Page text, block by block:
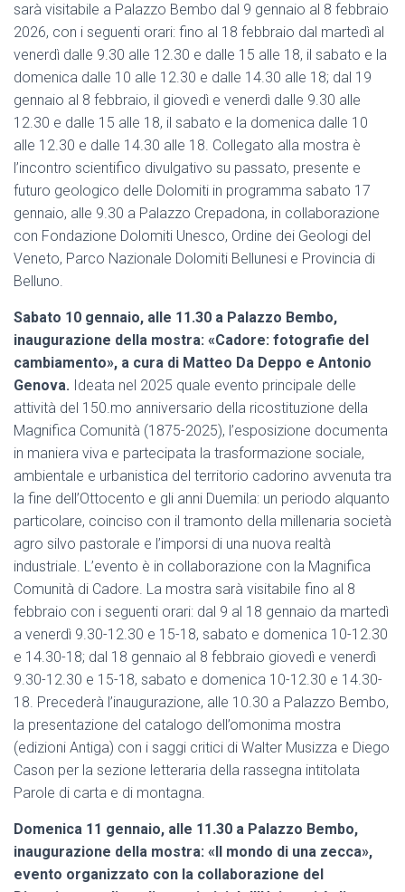
sarà visitabile a Palazzo Bembo dal 9 gennaio al 8 febbraio
2026, con i seguenti orari: fino al 18 febbraio dal martedì al
venerdì dalle 9.30 alle 12.30 e dalle 15 alle 18, il sabato e la
domenica dalle 10 alle 12.30 e dalle 14.30 alle 18; dal 19
gennaio al 8 febbraio, il giovedì e venerdì dalle 9.30 alle
12.30 e dalle 15 alle 18, il sabato e la domenica dalle 10
alle 12.30 e dalle 14.30 alle 18. Collegato alla mostra è
l’incontro scientifico divulgativo su passato, presente e
futuro geologico delle Dolomiti in programma sabato 17
gennaio, alle 9.30 a Palazzo Crepadona, in collaborazione
con Fondazione Dolomiti Unesco, Ordine dei Geologi del
Veneto, Parco Nazionale Dolomiti Bellunesi e Provincia di
Belluno.
Sabato 10 gennaio, alle 11.30 a Palazzo Bembo,
inaugurazione della mostra: «Cadore: fotografie del
cambiamento», a cura di Matteo Da Deppo e Antonio
Genova. Ideata nel 2025 quale evento principale delle
attività del 150.mo anniversario della ricostituzione della
Magnifica Comunità (1875-2025), l’esposizione documenta
in maniera viva e partecipata la trasformazione sociale,
ambientale e urbanistica del territorio cadorino avvenuta tra
la fine dell’Ottocento e gli anni Duemila: un periodo alquanto
particolare, coinciso con il tramonto della millenaria società
agro silvo pastorale e l’imporsi di una nuova realtà
industriale. L’evento è in collaborazione con la Magnifica
Comunità di Cadore. La mostra sarà visitabile fino al 8
febbraio con i seguenti orari: dal 9 al 18 gennaio da martedì
a venerdì 9.30-12.30 e 15-18, sabato e domenica 10-12.30
e 14.30-18; dal 18 gennaio al 8 febbraio giovedì e venerdì
9.30-12.30 e 15-18, sabato e domenica 10-12.30 e 14.30-
18. Precederà l’inaugurazione, alle 10.30 a Palazzo Bembo,
la presentazione del catalogo dell’omonima mostra
(edizioni Antiga) con i saggi critici di Walter Musizza e Diego
Cason per la sezione letteraria della rassegna intitolata
Parole di carta e di montagna.
Domenica 11 gennaio, alle 11.30 a Palazzo Bembo,
inaugurazione della mostra: «Il mondo di una zecca»,
evento organizzato con la collaborazione del